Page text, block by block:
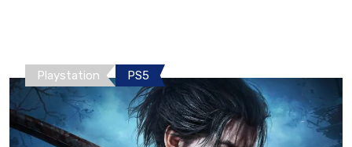
Playstation PS5